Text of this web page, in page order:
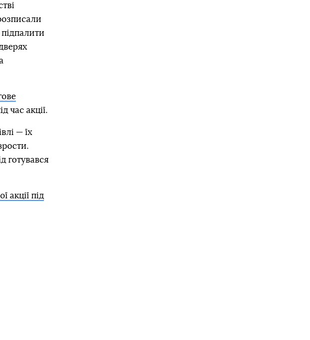
час акції.
— їх
готувався
акції під